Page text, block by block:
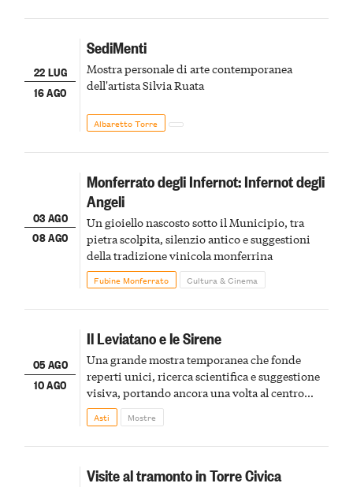
22 LUG
16 AGO
SediMenti
Mostra personale di arte contemporanea
dell'artista Silvia Ruata
Albaretto Torre
03 AGO
08 AGO
Monferrato degli Infernot: Infernot degli
Angeli
Un gioiello nascosto sotto il Municipio, tra
pietra scolpita, silenzio antico e suggestioni
della tradizione vinicola monferrina
Fubine Monferrato Cultura & Cinema
05 AGO
10 AGO
Il Leviatano e le Sirene
Una grande mostra temporanea che fonde
reperti unici, ricerca scientifica e suggestione
visiva, portando ancora una volta al centro
della scena le meraviglie del passato astigiano
Asti Mostre
Visite al tramonto in Torre Civica